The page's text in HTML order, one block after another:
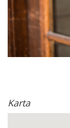
Karta